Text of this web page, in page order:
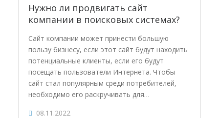
Нужно ли продвигать сайт
компании в поисковых системах?
Сайт компании может принести большую
пользу бизнесу, если этот сайт будут находить
потенциальные клиенты, если его будут
посещать пользователи Интернета. Чтобы
сайт стал популярным среди потребителей,
необходимо его раскручивать для…
08.11.2022